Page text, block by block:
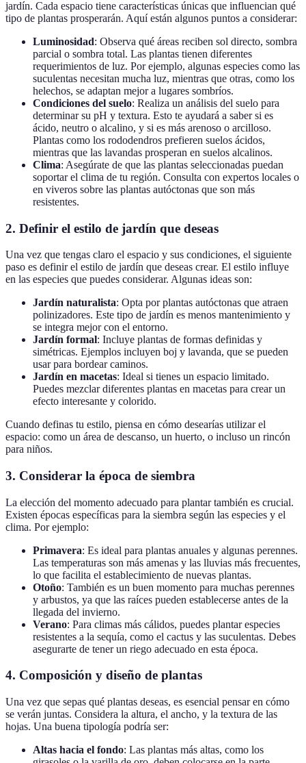
jardín. Cada espacio tiene características únicas que influencian qué
tipo de plantas prosperarán. Aquí están algunos puntos a considerar:
Luminosidad: Observa qué áreas reciben sol directo, sombra
parcial o sombra total. Las plantas tienen diferentes
requerimientos de luz. Por ejemplo, algunas especies como las
suculentas necesitan mucha luz, mientras que otras, como los
helechos, se adaptan mejor a lugares sombríos.
Condiciones del suelo: Realiza un análisis del suelo para
determinar su pH y textura. Esto te ayudará a saber si es
ácido, neutro o alcalino, y si es más arenoso o arcilloso.
Plantas como los rododendros prefieren suelos ácidos,
mientras que las lavandas prosperan en suelos alcalinos.
Clima: Asegúrate de que las plantas seleccionadas puedan
soportar el clima de tu región. Consulta con expertos locales o
en viveros sobre las plantas autóctonas que son más
resistentes.
2. Definir el estilo de jardín que deseas
Una vez que tengas claro el espacio y sus condiciones, el siguiente
paso es definir el estilo de jardín que deseas crear. El estilo influye
en las especies que puedes considerar. Algunas ideas son:
Jardín naturalista: Opta por plantas autóctonas que atraen
polinizadores. Este tipo de jardín es menos mantenimiento y
se integra mejor con el entorno.
Jardín formal: Incluye plantas de formas definidas y
simétricas. Ejemplos incluyen boj y lavanda, que se pueden
usar para bordear caminos.
Jardín en macetas: Ideal si tienes un espacio limitado.
Puedes mezclar diferentes plantas en macetas para crear un
efecto interesante y colorido.
Cuando definas tu estilo, piensa en cómo desearías utilizar el
espacio: como un área de descanso, un huerto, o incluso un rincón
para niños.
3. Considerar la época de siembra
La elección del momento adecuado para plantar también es crucial.
Existen épocas específicas para la siembra según las especies y el
clima. Por ejemplo:
Primavera: Es ideal para plantas anuales y algunas perennes.
Las temperaturas son más amenas y las lluvias más frecuentes,
lo que facilita el establecimiento de nuevas plantas.
Otoño: También es un buen momento para muchas perennes
y arbustos, ya que las raíces pueden establecerse antes de la
llegada del invierno.
Verano: Para climas más cálidos, puedes plantar especies
resistentes a la sequía, como el cactus y las suculentas. Debes
asegurarte de tener un riego adecuado en esta época.
4. Composición y diseño de plantas
Una vez que sepas qué plantas deseas, es esencial pensar en cómo
se verán juntas. Considera la altura, el ancho, y la textura de las
hojas. Una buena tipología podría ser:
Altas hacia el fondo: Las plantas más altas, como los